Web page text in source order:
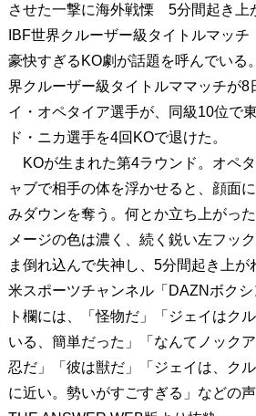
させた一撃に海外戦慄 5分間起き上
IBF世界クルーザー級タイトルマッチ
豪快すぎるKO劇が話題を呼んでいる
界クルーザー級タイトルママッチが8
イ・オペタイア選手が、同級10位で
ド・ニカ選手を4回KOで退けた。
KOが生まれた第4ラウンド。オペ
ャブで相手の体を浮かせると、顔面
みダウンを奪う。何とか立ち上がっ
メージの色は濃く、続く鋭い左フッ
ま倒れ込んで失神し、5分間起き上が
米スポーツチャンネル「DAZNボク
ト欄には、「怪物だ」「ジェイはク
いる、簡単だった」「なんてノック
忍だ」「彼は獣だ」「ジェイは、ク
に近い。勢いがすごすぎる」などの